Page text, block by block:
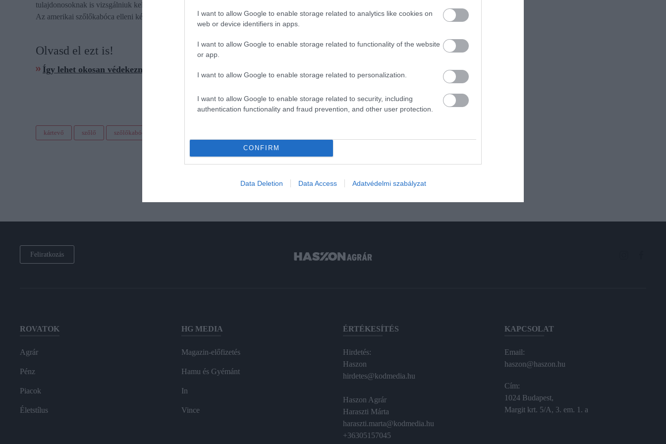
I want to allow Google to enable storage related to analytics like cookies on
web or device identifiers in apps.
I want to allow Google to enable storage related to functionality of the website
or app.
I want to allow Google to enable storage related to personalization.
I want to allow Google to enable storage related to security, including
authentication functionality and fraud prevention, and other user protection.
CONFIRM
Data Deletion Data Access Adatvédelmi szabályzat
tulajdonosoknak is vizsgálniuk kell, a hatékony megelőzés térségi szinten is hozzájárulhat a fertőzés visszaszorításához.
Az amerikai szőlőkabóca elleni készítmények listája az aktuális információkkal együtt a Nébih honlapján érhető el.
Olvasd el ezt is!
Így lehet okosan védekezni a szőlőkabóca ellen
kártevő szőlő szőlőkabóca
Feliratkozás
ROVATOK
Agrár
Pénz
Piacok
Életstílus
HG MEDIA
Magazin-előfizetés
Hamu és Gyémánt
In
Vince
ÉRTÉKESÍTÉS
Hirdetés:
Haszon
hirdetes@kodmedia.hu
Haszon Agrár
Haraszti Márta
haraszti.marta@kodmedia.hu
+36305157045
KAPCSOLAT
Email:
haszon@haszon.hu
Cím:
1024 Budapest,
Margit krt. 5/A, 3. em. 1. a